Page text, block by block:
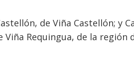
de Viña Castellón; y
Requingua, de la región